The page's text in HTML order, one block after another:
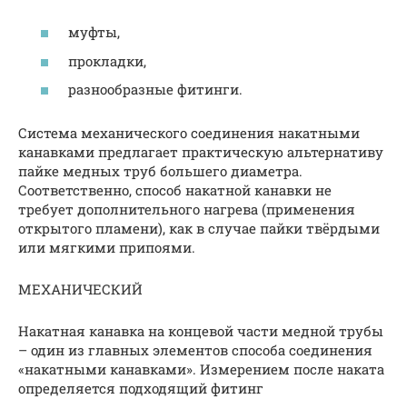
муфты,
прокладки,
разнообразные фитинги.
Система механического соединения накатными
канавками предлагает практическую альтернативу
пайке медных труб большего диаметра.
Соответственно, способ накатной канавки не
требует дополнительного нагрева (применения
открытого пламени), как в случае пайки твёрдыми
или мягкими припоями.
МЕХАНИЧЕСКИЙ
Накатная канавка на концевой части медной трубы
– один из главных элементов способа соединения
«накатными канавками». Измерением после наката
определяется подходящий фитинг